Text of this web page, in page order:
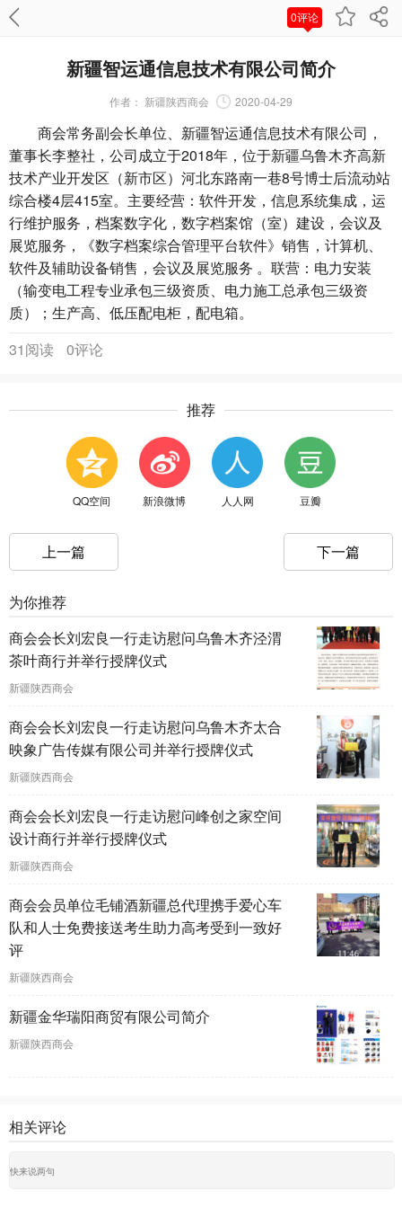
0评论
新疆智运通信息技术有限公司简介
作者： 新疆陕西商会 2020-04-29
商会常务副会长单位、新疆智运通信息技术有限公司，
董事长李整社，公司成立于2018年，位于新疆乌鲁木齐高新
技术产业开发区（新市区）河北东路南一巷8号博士后流动站
综合楼4层415室。主要经营：软件开发，信息系统集成，运
行维护服务，档案数字化，数字档案馆（室）建设，会议及
展览服务，《数字档案综合管理平台软件》销售，计算机、
软件及辅助设备销售，会议及展览服务 。联营：电力安装
（输变电工程专业承包三级资质、电力施工总承包三级资
质）；生产高、低压配电柜，配电箱。
31阅读
0评论
推荐
QQ空间 新浪微博 人人网 豆瓣
上一篇 下一篇
为你推荐
商会会长刘宏良一行走访慰问乌鲁木齐泾渭
茶叶商行并举行授牌仪式
新疆陕西商会
商会会长刘宏良一行走访慰问乌鲁木齐太合
映象广告传媒有限公司并举行授牌仪式
新疆陕西商会
商会会长刘宏良一行走访慰问峰创之家空间
设计商行并举行授牌仪式
新疆陕西商会
商会会员单位毛铺酒新疆总代理携手爱心车
队和人士免费接送考生助力高考受到一致好
评
新疆陕西商会
新疆金华瑞阳商贸有限公司简介
新疆陕西商会
相关评论